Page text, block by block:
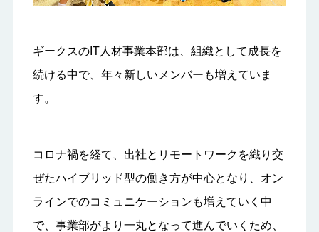
ギークスのIT人材事業本部は、組織として成長を
続ける中で、年々新しいメンバーも増えていま
す。
コロナ禍を経て、出社とリモートワークを織り交
ぜたハイブリッド型の働き方が中心となり、オン
ラインでのコミュニケーションも増えていく中
で、事業部がより一丸となって進んでいくため、